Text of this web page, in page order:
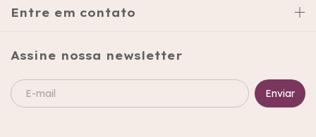
Entre em contato
Assine nossa newsletter